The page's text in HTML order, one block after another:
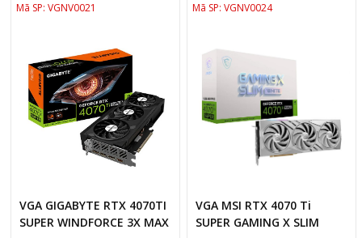
Mã SP: VGNV0021
VGA GIGABYTE RTX 4070TI
SUPER WINDFORCE 3X MAX
Mã SP: VGNV0024
VGA MSI RTX 4070 Ti
SUPER GAMING X SLIM